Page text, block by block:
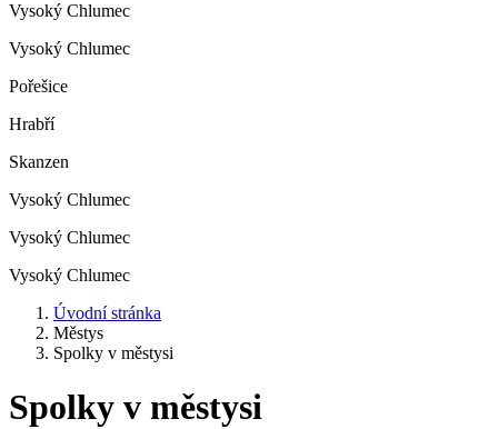
Vysoký Chlumec
Vysoký Chlumec
Pořešice
Hrabří
Skanzen
Vysoký Chlumec
Vysoký Chlumec
Vysoký Chlumec
Úvodní stránka
Městys
Spolky v městysi
Spolky v městysi